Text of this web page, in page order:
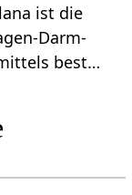
ist die
Darm-
best…